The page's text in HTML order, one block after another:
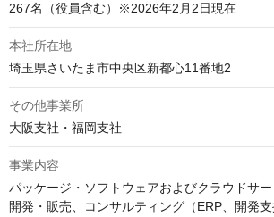
267名（役員含む）※2026年2月2日現在
本社所在地
埼玉県さいたま市中央区新都心11番地2
その他事業所
大阪支社・福岡支社
事業内容
パッケージ・ソフトウェアおよびクラウドサ
開発・販売、コンサルティング（ERP、開発